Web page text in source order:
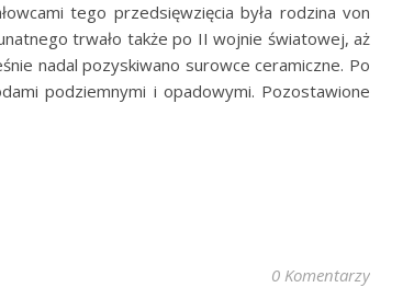
tego przedsięwzięcia była rodzina von
trwało także po II wojnie światowej, aż
nadal pozyskiwano surowce ceramiczne. Po
podziemnymi i opadowymi. Pozostawione
0 Komentarzy